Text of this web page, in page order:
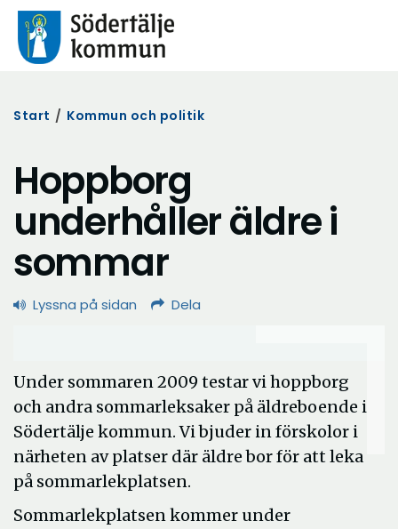
Start / Kommun och politik
Hoppborg
underhåller äldre i
sommar
Lyssna på sidan Dela
Under sommaren 2009 testar vi hoppborg
och andra sommarleksaker på äldreboende i
Södertälje kommun. Vi bjuder in förskolor i
närheten av platser där äldre bor för att leka
på sommarlekplatsen.
Sommarlekplatsen kommer under